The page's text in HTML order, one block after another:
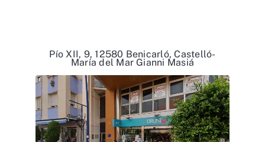
María del Mar Gianni Masiá
Pío XII, 9, 12580 Benicarló, Castelló-